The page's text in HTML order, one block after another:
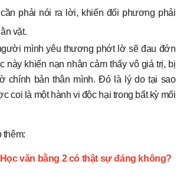
phải nói ra lời, khiến đối phương phải
vặt.
mình yêu thương phớt lờ sẽ đau đớn
này khiến nạn nhân cảm thấy vô giá trị, bị
chính bản thân mình. Đó là lý do tại sao
coi là một hành vi độc hại trong bất kỳ mối
thêm:
văn bằng 2 có thật sự đáng không?